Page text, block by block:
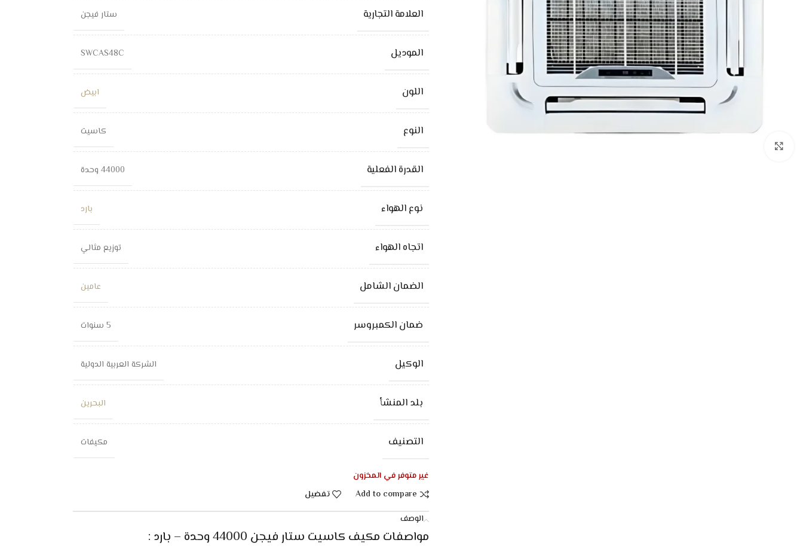
العلامة التجارية ستار فيجن
الموديل SWCAS48C
اللون ابيض
النوع كاسيت
القدرة الفعلية 44000 وحدة
نوع الهواء بارد
اتجاه الهواء توزيع مثالي
الضمان الشامل عامين
ضمان الكمبروسر 5 سنوات
الوكيل الشركة العربية الدولية
بلد المنشأ البحرين
التصنيف مكيفات
غير متوفر في المخزون
Add to compare
تفضيل
الوصف
مواصفات مكيف كاسيت ستار فيجن 44000 وحدة – بارد :